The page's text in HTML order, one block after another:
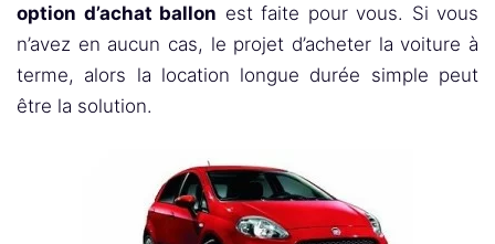
option d’achat ballon est faite pour vous. Si vous
n’avez en aucun cas, le projet d’acheter la voiture à
terme, alors la location longue durée simple peut
être la solution.